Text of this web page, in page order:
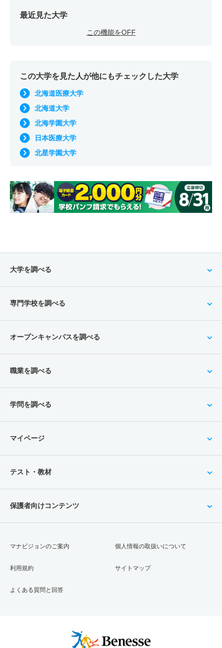
最近見た大学
この機能をOFF
この大学を見た人が他にもチェックした大学
北海道医療大学
北海道大学
北海学園大学
日本医療大学
北星学園大学
大学を調べる
専門学校を調べる
オープンキャンパスを調べる
職業を調べる
学問を調べる
マイページ
テスト・教材
保護者向けコンテンツ
マナビジョンのご案内
利用規約
よくある質問と回答
個人情報の取扱いについて
サイトマップ